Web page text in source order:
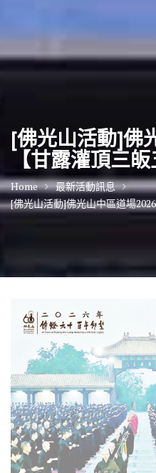
[佛光山活動]佛
【甘露灌頂三皈
Home
最新活動訊息
[佛光山活動]佛光山中區道場